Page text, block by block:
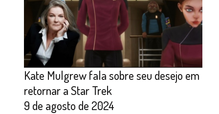
Kate Mulgrew fala sobre seu desejo em
retornar a Star Trek
9 de agosto de 2024